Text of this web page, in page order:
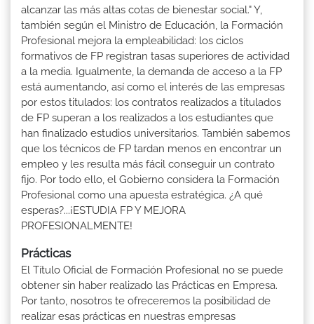
alcanzar las más altas cotas de bienestar social." Y,
también según el Ministro de Educación, la Formación
Profesional mejora la empleabilidad: los ciclos
formativos de FP registran tasas superiores de actividad
a la media. Igualmente, la demanda de acceso a la FP
está aumentando, así como el interés de las empresas
por estos titulados: los contratos realizados a titulados
de FP superan a los realizados a los estudiantes que
han finalizado estudios universitarios. También sabemos
que los técnicos de FP tardan menos en encontrar un
empleo y les resulta más fácil conseguir un contrato
fijo. Por todo ello, el Gobierno considera la Formación
Profesional como una apuesta estratégica. ¿A qué
esperas?...¡ESTUDIA FP Y MEJORA
PROFESIONALMENTE!
Prácticas
El Título Oficial de Formación Profesional no se puede
obtener sin haber realizado las Prácticas en Empresa.
Por tanto, nosotros te ofreceremos la posibilidad de
realizar esas prácticas en nuestras empresas